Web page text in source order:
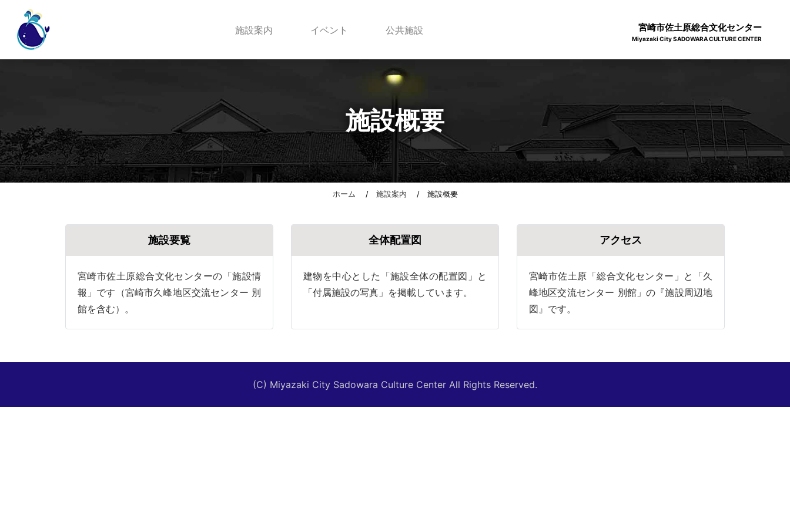
施設案内 イベント 公共施設 宮崎市佐土原総合文化センター
Miyazaki City SADOWARA CULTURE CENTER
施設概要
ホーム / 施設案内 / 施設概要
施設要覧
宮崎市佐土原総合文化センターの「施設情
報」です（宮崎市久峰地区交流センター 別
館を含む）。
全体配置図
建物を中心とした「施設全体の配置図」と
「付属施設の写真」を掲載しています。
アクセス
宮崎市佐土原「総合文化センター」と「久
峰地区交流センター 別館」の『施設周辺地
図』です。
(C) Miyazaki City Sadowara Culture Center All Rights Reserved.